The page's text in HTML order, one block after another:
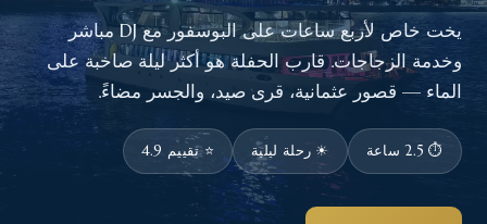
يخت خاص لأربع ساعات على البوسفور مع DJ مباشر
وخدمة الزجاجات. قارب الحفلة هو أكثر ليلة صاخبة على
الماء — قصور عثمانية، قرى صيد، والجسر مضاءً.
⏱ 2.5 ساعة ☀ رحلة ليلية ⭐ تقييم 4.9